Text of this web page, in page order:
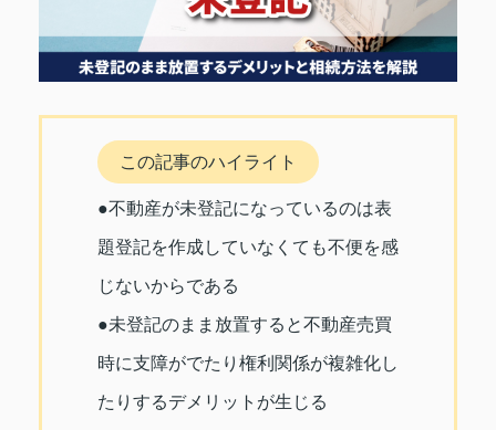
この記事のハイライト
●不動産が未登記になっているのは表
題登記を作成していなくても不便を感
じないからである
●未登記のまま放置すると不動産売買
時に支障がでたり権利関係が複雑化し
たりするデメリットが生じる